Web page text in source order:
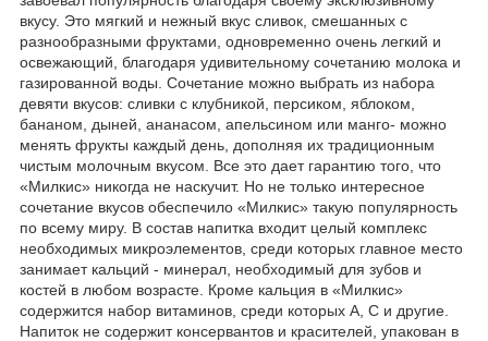
вкусу. Это мягкий и нежный вкус сливок, смешанных с
разнообразными фруктами, одновременно очень легкий и
освежающий, благодаря удивительному сочетанию молока и
газированной воды. Сочетание можно выбрать из набора
девяти вкусов: сливки с клубникой, персиком, яблоком,
бананом, дыней, ананасом, апельсином или манго- можно
менять фрукты каждый день, дополняя их традиционным
чистым молочным вкусом. Все это дает гарантию того, что
«Милкис» никогда не наскучит. Но не только интересное
сочетание вкусов обеспечило «Милкис» такую популярность
по всему миру. В состав напитка входит целый комплекс
необходимых микроэлементов, среди которых главное место
занимает кальций - минерал, необходимый для зубов и
костей в любом возрасте. Кроме кальция в «Милкис»
содержится набор витаминов, среди которых А, С и другие.
Напиток не содержит консервантов и красителей, упакован в